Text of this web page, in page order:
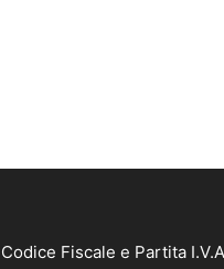
Fiscale e Partita